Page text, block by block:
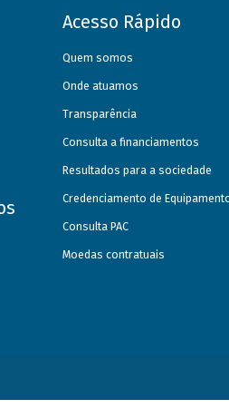
Acesso Rápido
Quem somos
Onde atuamos
Transparência
Consulta a financiamentos
Resultados para a sociedade
Credenciamento de
Consulta PAC
Moedas contratuais